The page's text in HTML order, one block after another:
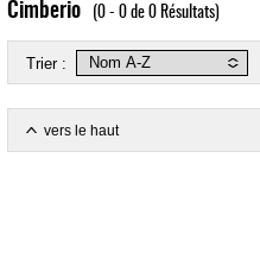
Cimberio (0 - 0 de 0 Résultats)
Trier :
vers le haut